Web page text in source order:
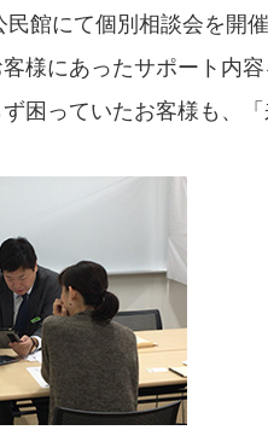
館にて個別相談会を開
様にあったサポート内
困っていたお客様も、